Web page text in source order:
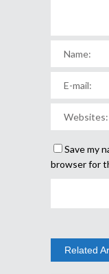
Save my
browser for
Related